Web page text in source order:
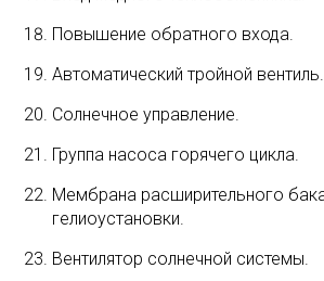
Повышение обратного входа.
Автоматический тройной вентиль.
Солнечное управление.
Группа насоса горячего цикла.
Мембрана расширительного
гелиоустановки.
Вентилятор солнечной системы.